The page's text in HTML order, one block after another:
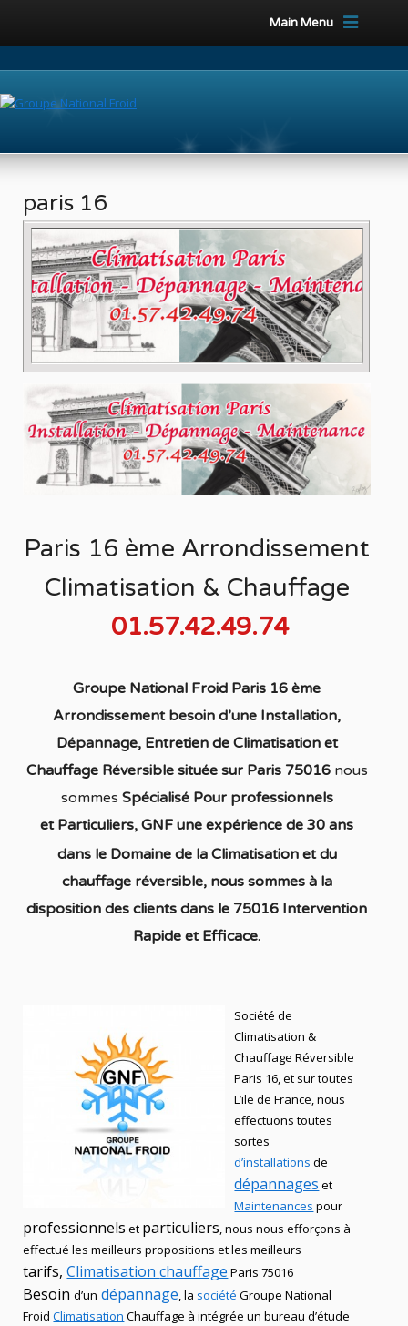
Main Menu
paris 16
Paris 16 ème Arrondissement
Climatisation & Chauffage
01.57.42.49.74
Groupe National Froid Paris 16 ème
Arrondissement besoin d’une Installation,
Dépannage, Entretien de Climatisation et
Chauffage Réversible située sur Paris 75016nous
sommes SpécialiséPour professionnels
et Particuliers, GNF une expérience de 30 ans
dans le Domaine de la Climatisation et du
chauffage réversible, nous sommes à la
disposition des clients dans le 75016 Intervention
Rapide et Efficace.
Société de
Climatisation &
Chauffage Réversible
Paris 16, et sur toutes
L’ile de France, nous
effectuons toutes
sortes
d’installations de
dépannages et
Maintenances pour
professionnels et particuliers, nous nous efforçons à
effectué les meilleurs propositions et les meilleurs
tarifs,Climatisationchauffage Paris 75016
Besoind’un dépannage, la société Groupe National
Froid Climatisation Chauffage à intégrée un bureau d’étude